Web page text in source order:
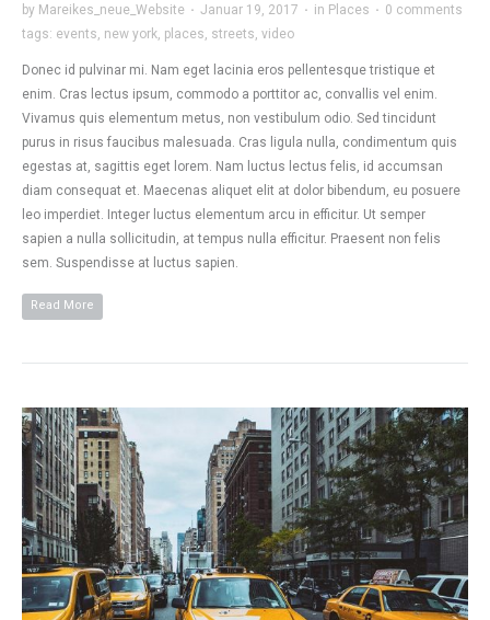
by Mareikes_neue_Website · Januar 19, 2017 · in Places · 0 comments
tags: events new york places streets video
Donec id pulvinar mi. Nam eget lacinia eros pellentesque tristique et
enim. Cras lectus ipsum, commodo a porttitor ac, convallis vel enim.
Vivamus quis elementum metus, non vestibulum odio. Sed tincidunt
purus in risus faucibus malesuada. Cras ligula nulla, condimentum quis
egestas at, sagittis eget lorem. Nam luctus lectus felis, id accumsan
diam consequat et. Maecenas aliquet elit at dolor bibendum, eu posuere
leo imperdiet. Integer luctus elementum arcu in efficitur. Ut semper
sapien a nulla sollicitudin, at tempus nulla efficitur. Praesent non felis
sem. Suspendisse at luctus sapien.
Read More